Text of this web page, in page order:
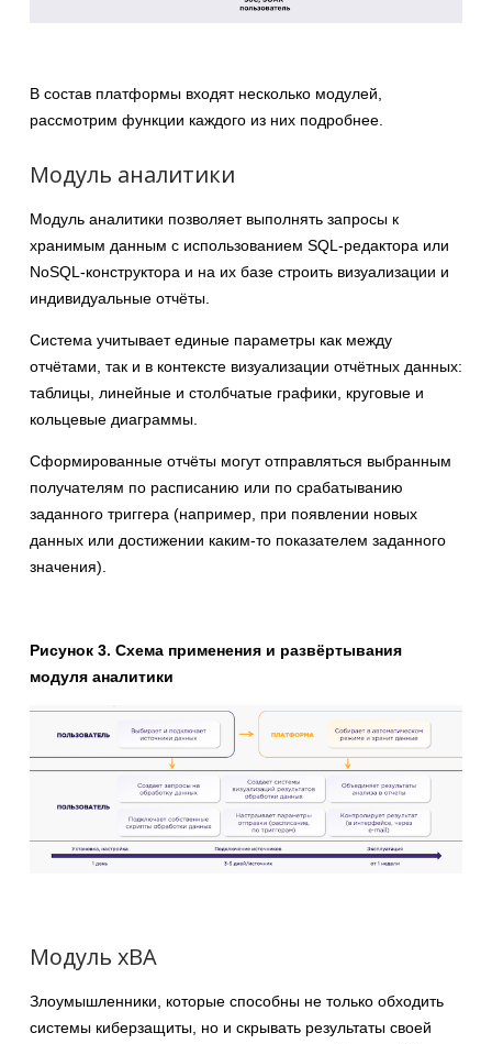
В состав платформы входят несколько модулей,
рассмотрим функции каждого из них подробнее.
Модуль аналитики
Модуль аналитики позволяет выполнять запросы к
хранимым данным с использованием SQL-редактора или
NoSQL-конструктора и на их базе строить визуализации и
индивидуальные отчёты.
Система учитывает единые параметры как между
отчётами, так и в контексте визуализации отчётных данных:
таблицы, линейные и столбчатые графики, круговые и
кольцевые диаграммы.
Сформированные отчёты могут отправляться выбранным
получателям по расписанию или по срабатыванию
заданного триггера (например, при появлении новых
данных или достижении каким-то показателем заданного
значения).
Рисунок 3. Схема применения и развёртывания
модуля аналитики
Модуль xBA
Злоумышленники, которые способны не только обходить
системы киберзащиты, но и скрывать результаты своей